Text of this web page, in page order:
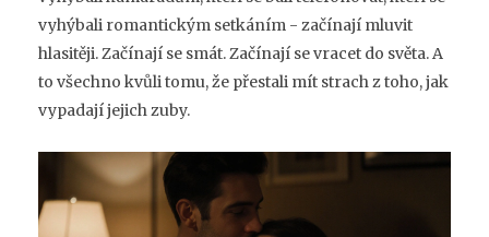
vyhýbali romantickým setkáním - začínají mluvit
hlasitěji. Začínají se smát. Začínají se vracet do světa. A
to všechno kvůli tomu, že přestali mít strach z toho, jak
vypadají jejich zuby.